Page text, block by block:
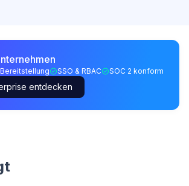
SSO & RBAC SOC 2 konform
entdecken